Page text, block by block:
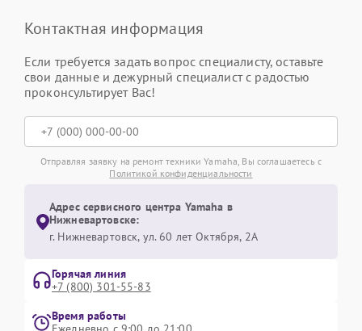
Контактная информация
Если требуется задать вопрос специалисту, оставьте
свои данные и дежурный специалист с радостью
проконсультирует Вас!
Отправляя заявку на ремонт техники Yamaha, Вы соглашаетесь с
Политикой конфиденциальности
Адрес сервисного центра Yamaha в
Нижневартовске:
г. Нижневартовск, ул. 60 лет Октября, 2А
Горячая линия
+7 (800) 301-55-83
Время работы